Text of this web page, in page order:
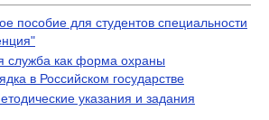
пособие для студентов специальности
служба как форма охраны
в Российском государстве
указания и задания